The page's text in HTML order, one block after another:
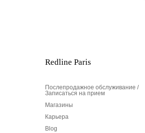
Redline Paris
Послепродажное обслуживание /
Записаться на прием
Магазины
Карьера
Blog